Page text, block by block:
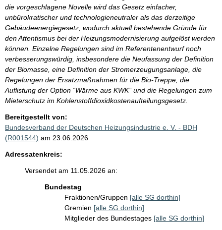
die vorgeschlagene Novelle wird das Gesetz einfacher,
unbürokratischer und technologieneutraler als das derzeitige
Gebäudeenergiegesetz, wodurch aktuell bestehende Gründe für
den Attentismus bei der Heizungsmodernisierung aufgelöst werden
können. Einzelne Regelungen sind im Referentenentwurf noch
verbesserungswürdig, insbesondere die Neufassung der Definition
der Biomasse, eine Definition der Stromerzeugungsanlage, die
Regelungen der Ersatzmaßnahmen für die Bio-Treppe, die
Auflistung der Option “Wärme aus KWK” und die Regelungen zum
Mieterschutz im Kohlenstoffdioxidkostenaufteilungsgesetz.
Bereitgestellt von:
Bundesverband der Deutschen Heizungsindustrie e. V. - BDH
(R001544) am 23.06.2026
Adressatenkreis:
Versendet am 11.05.2026 an:
Bundestag
Fraktionen/Gruppen [alle SG dorthin]
Gremien [alle SG dorthin]
Mitglieder des Bundestages [alle SG dorthin]